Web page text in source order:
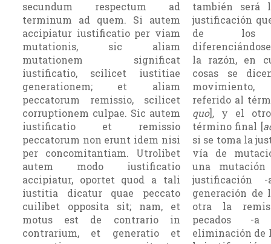
secundum respectum ad
terminum ad quem. Si autem
accipiatur iustificatio per viam
mutationis, sic aliam
mutationem significat
iustificatio, scilicet iustitiae
generationem; et aliam
peccatorum remissio, scilicet
corruptionem culpae. Sic autem
iustificatio et remissio
peccatorum non erunt idem nisi
per concomitantiam. Utrolibet
autem modo iustificatio
accipiatur, oportet quod a tali
iustitia dicatur quae peccato
cuilibet opposita sit; nam, et
motus est de contrario in
contrarium, et generatio et
también será
justificación
de los
la razón, en
cosas se
referido al
quo],y el otro
término final [
si se toma la
vía de
una
justificación
generación de
otra la
pecados -
eliminación de